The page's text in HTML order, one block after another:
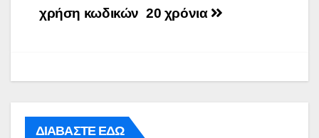
20 χρόνια
χρήση κωδικών
ΔΙΑΒΑΣΤΕ ΕΔΩ